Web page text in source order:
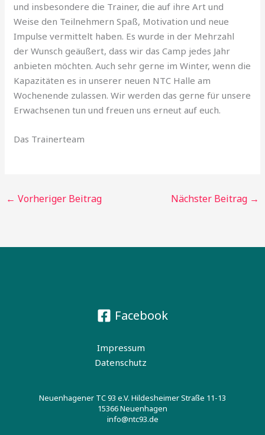
und insbesondere die Trainer, die auf ihre Art und
Weise den Teilnehmern Spaß, Motivation und neue
Impulse vermittelt haben. Es wurde in der Mehrzahl
der Wunsch geäußert, dass wir das Camp jedes Jahr
anbieten möchten. Auch sehr gerne im Winter, wenn die
Kapazitäten es in unserer neuen NTC Halle am
Wochenende zulassen. Wir werden das gerne für unsere
Erwachsenen tun und freuen uns erneut auf euch.
Das Trainerteam
← Vorheriger Beitrag Nächster Beitrag →
Facebook
Impressum
Datenschutz
Neuenhagener TC 93 e.V. Hildesheimer Straße 11-13
15366 Neuenhagen
info@ntc93.de